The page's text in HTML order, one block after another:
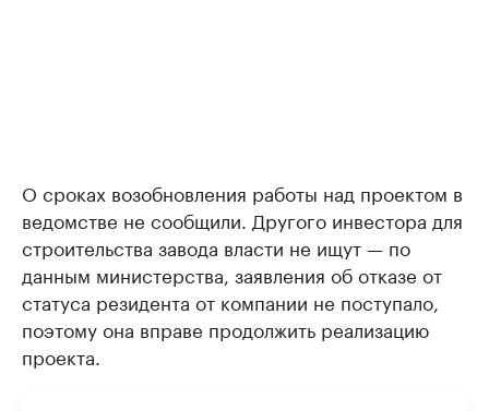
О сроках возобновления работы над проектом в
ведомстве не сообщили. Другого инвестора для
строительства завода власти не ищут — по
данным министерства, заявления об отказе от
статуса резидента от компании не поступало,
поэтому она вправе продолжить реализацию
проекта.